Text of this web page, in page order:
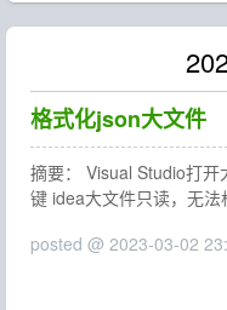
格式化json大文件
摘要： Visual Studio打
键 idea大文件只读，无法
posted @ 2023-03-02